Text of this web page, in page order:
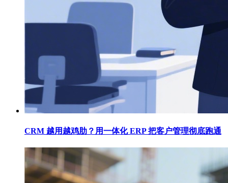
CRM 越用越鸡肋？用一体化 ERP 把客户管理彻底跑通